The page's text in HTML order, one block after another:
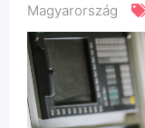
Magyarország